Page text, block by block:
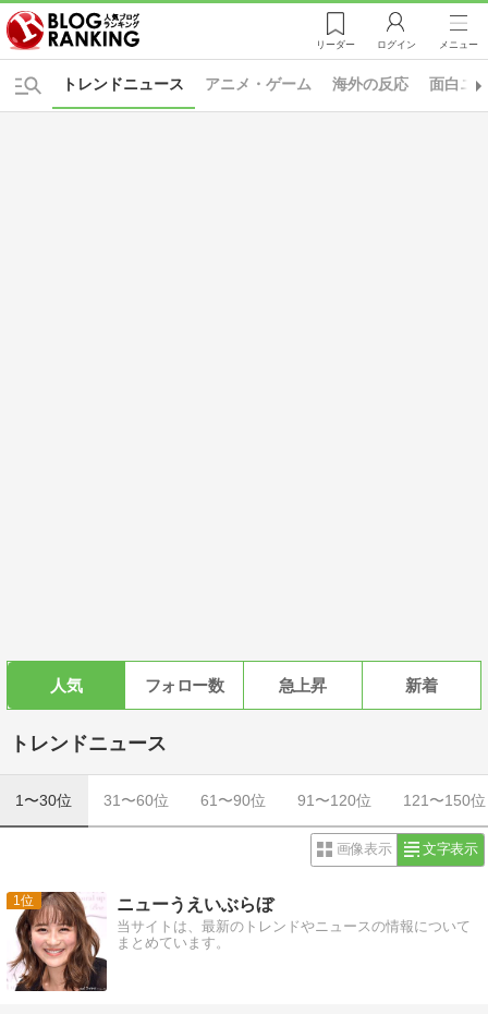
リーダー ログイン メニュー
アニメ・ゲーム
トレンドニュース 海外の反応 面白ニ
人気 フォロー数 急上昇 新着
トレンドニュース
1〜30位 31〜60位 61〜90位 91〜120位 121〜150位
画像表示 文字表示
1 ニューうえいぶらぼ
当サイトは、最新のトレンドやニュースの情報について
まとめています。